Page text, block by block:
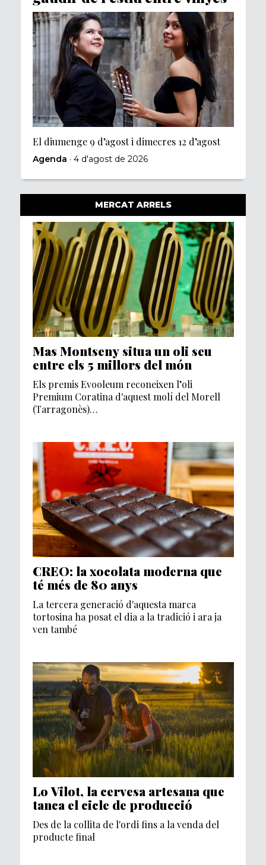
El diumenge 9 d’agost i dimecres 12 d’agost
Agenda · 4 d'agost de 2026
MERCAT ARRELS
Mas Montseny situa un oli seu
entre els 5 millors del món
Els premis Evooleum reconeixen l’oli
Premium Coratina d'aquest molí del Morell
(Tarragonès)
CREO: la xocolata moderna que
té més de 80 anys
La tercera generació d'aquesta marca
tortosina ha posat el dia a la tradició i ara ja
ven també
Lo Vilot, la cervesa artesana que
tanca el cicle de producció
Des de la collita de l'ordi fins a la venda del
producte final